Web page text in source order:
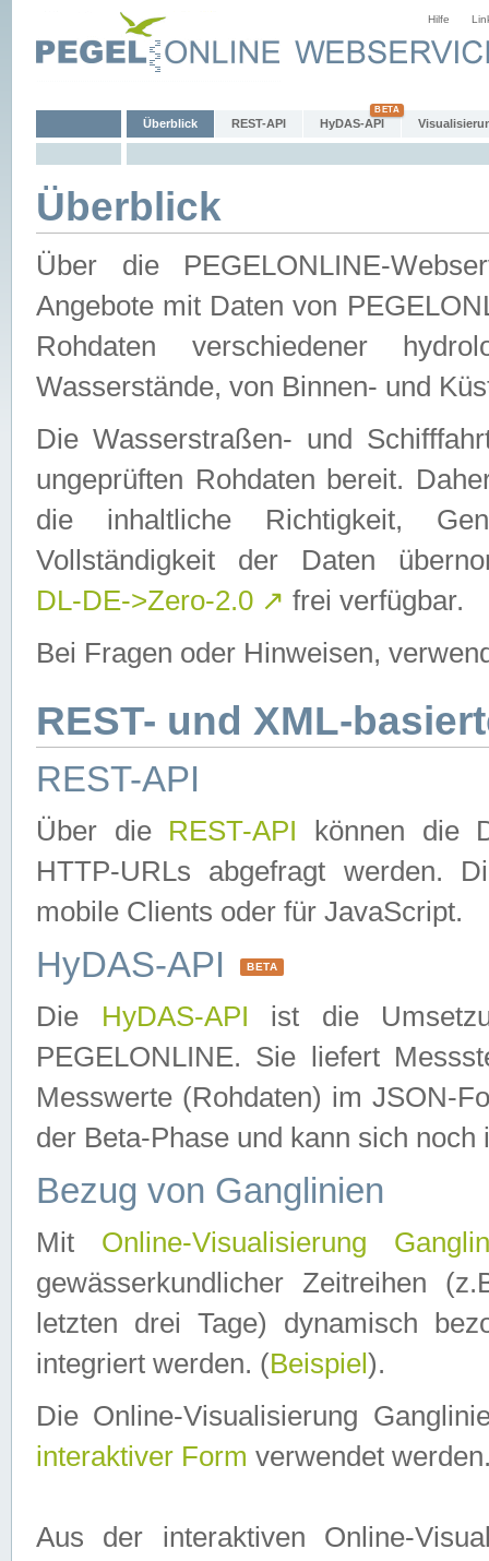
Hilfe
Überblick REST-API HyDAS-API
Überblick
Über die PEGELONLINE-
Angebote mit Daten von
Rohdaten verschiedener
Wasserstände, von Binnen- und
Die Wasserstraßen- und
ungeprüften Rohdaten bereit.
die inhaltliche Richtigkeit,
Vollständigkeit der Daten
DL-DE->Zero-2.0 ↗ frei verfügbar.
Bei Fragen oder Hinweisen,
REST- und XML-
REST-API
Über die REST-API können die
HTTP-URLs abgefragt werden.
mobile Clients oder für JavaScript.
HyDAS-API BETA
Die HyDAS-API ist die
PEGELONLINE. Sie liefert
Messwerte (Rohdaten) im JSON-
der Beta-Phase und kann sich noch
Bezug von Ganglinien
Mit Online-Visualisierung
gewässerkundlicher Zeitreihen
letzten drei Tage) dynamisch
integriert werden. (Beispiel ).
Die Online-Visualisierung
interaktiver Form verwendet
Aus der interaktiven Online-